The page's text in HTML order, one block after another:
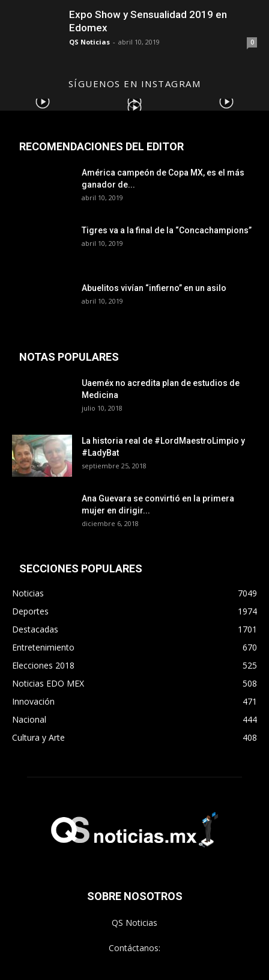
Expo Show y Sensualidad 2019 en
Edomex
QS Noticias - abril 10, 2019 0
SÍGUENOS EN INSTAGRAM
RECOMENDACIONES DEL EDITOR
América campeón de Copa MX, es el más
ganador de...
abril 10, 2019
Tigres va a la final de la “Concachampions”
abril 10, 2019
Abuelitos vivían “infierno” en un asilo
abril 10, 2019
NOTAS POPULARES
Uaeméx no acredita plan de estudios de
Medicina
julio 10, 2018
La historia real de #LordMaestroLimpio y
#LadyBat
septiembre 25, 2018
Ana Guevara se convirtió en la primera
mujer en dirigir...
diciembre 6, 2018
SECCIONES POPULARES
Noticias
7049
Deportes
1974
Destacadas
1701
Entretenimiento
670
Elecciones 2018
525
Noticias EDO MEX
508
Innovación
471
Nacional
444
Cultura y Arte
408
SOBRE NOSOTROS
QS Noticias
Contáctanos: